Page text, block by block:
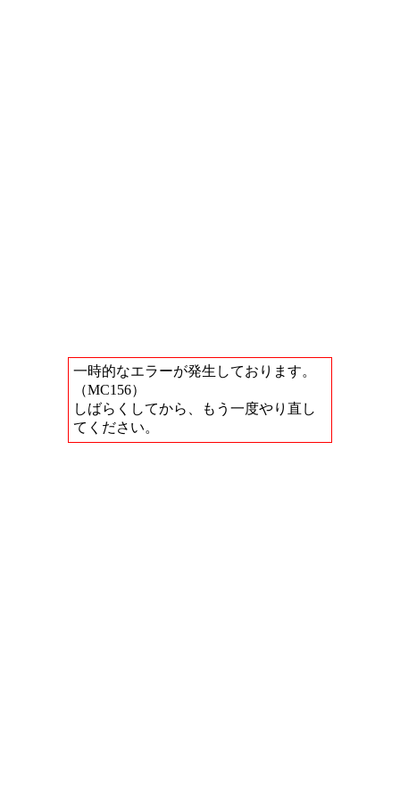
一時的なエラーが発生しております。
（MC156）
しばらくしてから、もう一度やり直し
てください。